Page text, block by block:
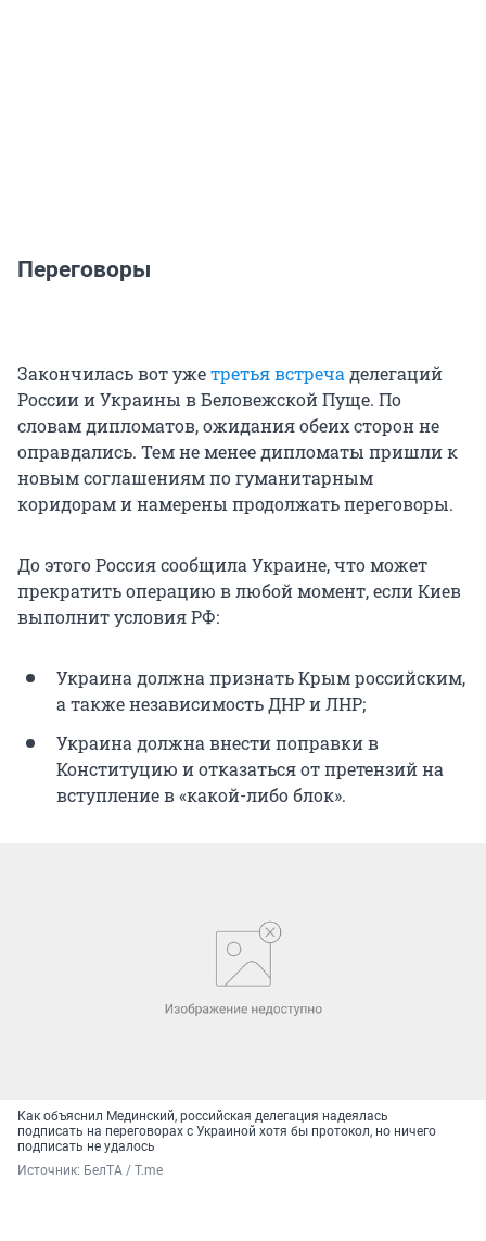
Переговоры
Закончилась вот ужетретья встреча делегаций
России и Украины в Беловежской Пуще. По
словам дипломатов, ожидания обеих сторон не
оправдались. Тем не менее дипломаты пришли к
новым соглашениям по гуманитарным
коридорам и намерены продолжать переговоры.
До этого Россия сообщила Украине, что может
прекратить операцию в любой момент, если Киев
выполнит условия РФ:
Украина должна признать Крым российским,
а также независимость ДНР и ЛНР;
Украина должна внести поправки в
Конституцию и отказаться от претензий на
вступление в «какой-либо блок».
Как объяснил Мединский, российская делегация надеялась
подписать на переговорах с Украиной хотя бы протокол, но ничего
подписать не удалось
Источник: БелТА / T.me